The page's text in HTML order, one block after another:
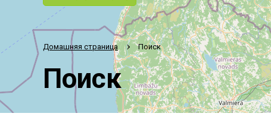
Домашняя страница Поиск
Поиск